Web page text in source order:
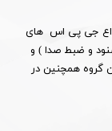
جی پی اس های
و ضبط صدا ) و
گروه همچنین در